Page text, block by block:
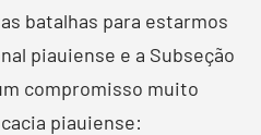
batalhas para estarmos
piauiense e a Subseção
compromisso muito
piauiense: